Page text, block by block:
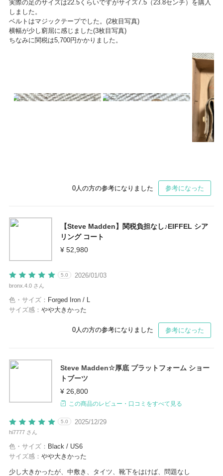
実際の足のサイズは22.5くらいですがサイズ7.5（23.8センチ）を購入
しました。
ベルトはマジックテープでした。(2枚目写真)
横幅が少し窮屈に感じました(3枚目写真)
ちなみに関税は5,700円かかりました。
0 人の方の参考になりました 参考になった
【Steve Madden】関税負担なし♪EIFFEL シア
リング コート
¥ 52,980
2026/01/03
5.0
bronx.4.0 さん
色・サイズ： Forged Iron / L
サイズ感： やや大きかった
0人の方の参考になりました 参考になった
Steve Madden☆厚底 プラットフォーム ショー
トブーツ
¥ 26,800
この商品のレビュー・口コミをすべて見る
2025/12/29
5.0
hi7777 さん
色・サイズ： Black / US6
サイズ感： やや大きかった
少し大きかったが、中敷き、タイツ、靴下をはけば、問題なし